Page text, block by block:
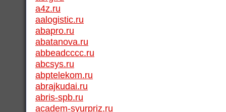
a4z.ru
aalogistic.ru
abapro.ru
abatanova.ru
abbeadcccc.ru
abcsys.ru
abptelekom.ru
abrajkudai.ru
abris-spb.ru
academ-syurpriz.ru